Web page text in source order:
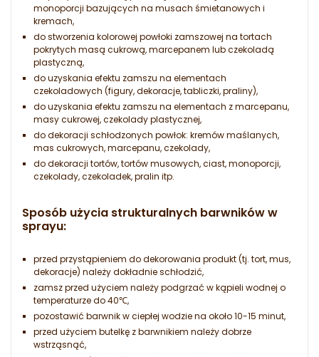
monoporcji bazujących na musach śmietanowych i
kremach,
do stworzenia kolorowej powłoki zamszowej na tortach
pokrytych masą cukrową, marcepanem lub czekoladą
plastyczną,
do uzyskania efektu zamszu na elementach
czekoladowych (figury, dekoracje, tabliczki, praliny),
do uzyskania efektu zamszu na elementach z marcepanu,
masy cukrowej, czekolady plastycznej,
do dekoracji schłodzonych powłok: kremów maślanych,
mas cukrowych, marcepanu, czekolady,
do dekoracji tortów, tortów musowych, ciast, monoporcji,
czekolady, czekoladek, pralin itp.
Sposób użycia strukturalnych barwników w
sprayu:
przed przystąpieniem do dekorowania produkt (tj. tort, mus,
dekoracje) należy dokładnie schłodzić,
zamsz przed użyciem należy podgrzać w kąpieli wodnej o
temperaturze do 40℃,
pozostawić barwnik w ciepłej wodzie na około 10-15 minut,
przed użyciem butelkę z barwnikiem należy dobrze
wstrząsnąć,